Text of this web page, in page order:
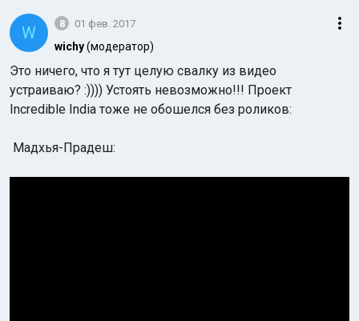
W 8 01 фев. 2017
wichy(модератор)
Это ничего, что я тут целую свалку из видео
устраиваю? :)))) Устоять невозможно!!! Проект
Incredible India тоже не обошелся без роликов:
Мадхья-Прадеш: